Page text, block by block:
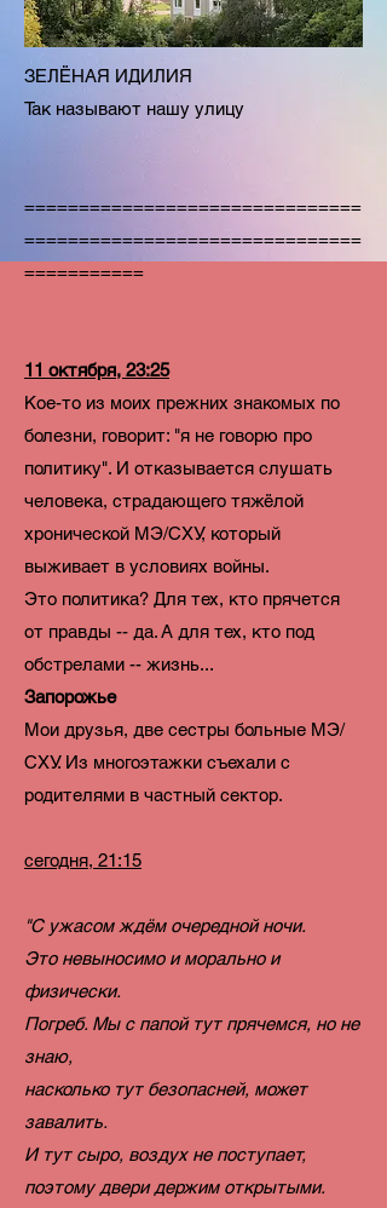
ЗЕЛЁНАЯ ИДИЛИЯ
Так называют нашу улицу
===============================
===============================
===========
11 октября, 23:25
Кое-то из моих прежних знакомых по
болезни, говорит: "я не говорю про
политику". И отказывается слушать
человека, страдающего тяжёлой
хронической МЭ/СХУ, который
выживает в условиях войны.
Это политика? Для тех, кто прячется
от правды -- да. А для тех, кто под
обстрелами -- жизнь...
Запорожье
Мои друзья, две сестры больные МЭ/
СХУ. Из многоэтажки съехали с
родителями в частный сектор.
сегодня, 21:15
"С ужасом ждём очередной ночи.
Это невыносимо и морально и
физически.
Погреб. Мы с папой тут прячемся, но не
знаю,
насколько тут безопасней, может
завалить.
И тут сыро, воздух не поступает,
поэтому двери держим открытыми.